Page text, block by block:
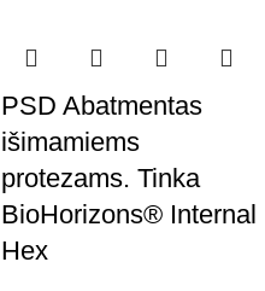
PSD Abatmentas
išimamiems
protezams. Tinka
BioHorizons® Internal
Hex